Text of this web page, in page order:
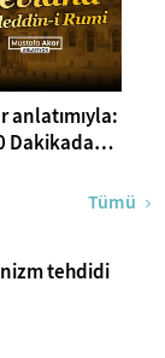
anlatımıyla:
Dakikada
Tümü
tehdidi